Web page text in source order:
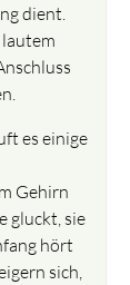
dient.
es einige
Gehirn
gluckt, sie
hört
sich,